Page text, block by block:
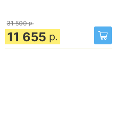
31 500 р.
11 655 р.